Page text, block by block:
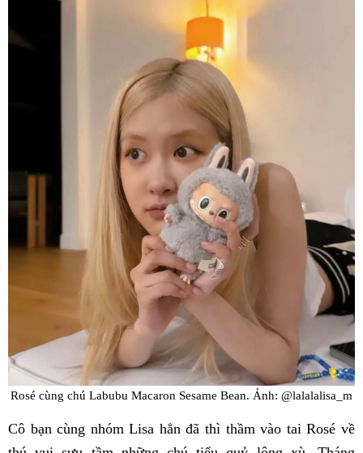
Rosé cùng chú Labubu Macaron Sesame Bean. Ảnh: @lalalalisa_m
Cô bạn cùng nhóm Lisa hẳn đã thì thầm vào tai Rosé về